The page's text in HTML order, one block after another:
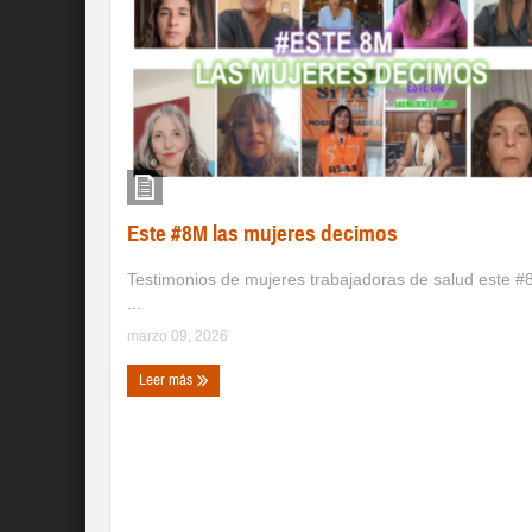
Este #8M las mujeres decimos
Testimonios de mujeres trabajadoras de salud este
marzo 09, 2026
Leer más